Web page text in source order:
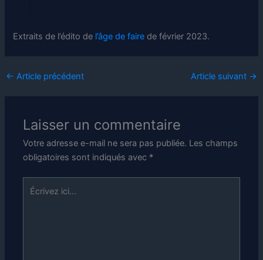
Extraits de l’édito de l’âge de faire de février 2023.
← Article précédent Article suivant →
Laisser un commentaire
Votre adresse e-mail ne sera pas publiée. Les champs
obligatoires sont indiqués avec *
Écrivez
ici…